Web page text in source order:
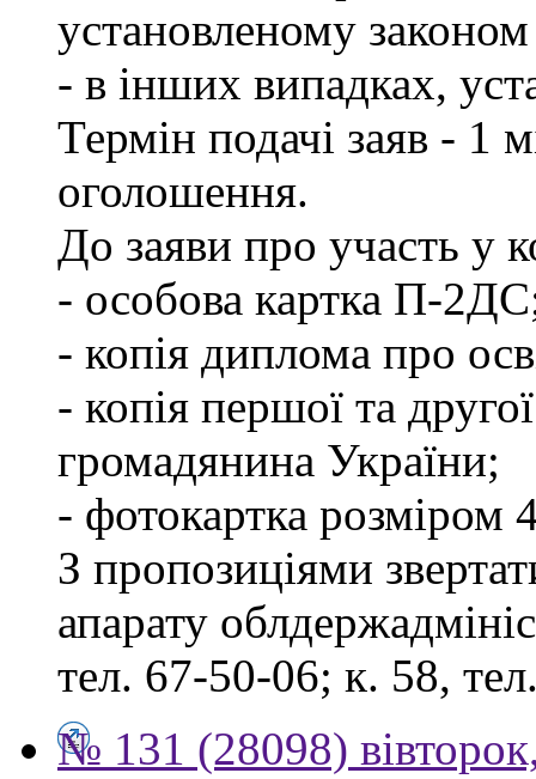
установленому
- в інших випадках,
Термін подачі заяв - 1
оголошення.
До заяви про участь у
- особова картка П-
- копія диплома про
- копія першої та
громадянина України;
- фотокартка розміром
З пропозиціями
апарату
тел. 67-50-06; к. 58,
№ 131 (28098)